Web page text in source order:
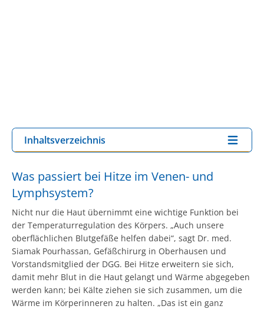
Inhaltsverzeichnis
Was passiert bei Hitze im Venen- und
Lymphsystem?
Nicht nur die Haut übernimmt eine wichtige Funktion bei
der Temperaturregulation des Körpers. „Auch unsere
oberflächlichen Blutgefäße helfen dabei“, sagt Dr. med.
Siamak Pourhassan, Gefäßchirurg in Oberhausen und
Vorstandsmitglied der DGG. Bei Hitze erweitern sie sich,
damit mehr Blut in die Haut gelangt und Wärme abgegeben
werden kann; bei Kälte ziehen sie sich zusammen, um die
Wärme im Körperinneren zu halten. „Das ist ein ganz